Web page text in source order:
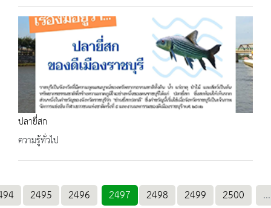
ปลายี่สก
ความรู้ทั่วไป
2495 2496 2497 2498 2499 2500 ...